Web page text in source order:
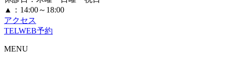
▲：14:00～18:00
アクセス
TELWEB予約
MENU